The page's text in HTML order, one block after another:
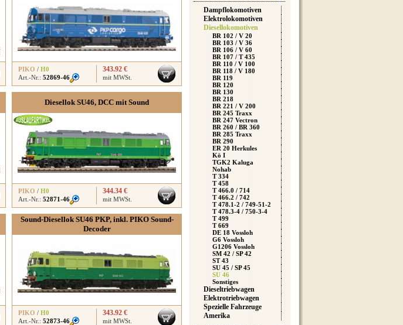
PIKO / H0
Art.-Nr.: 52869-46
343.92 €
mit MWSt.
Diesellok SU46, DCC mit Sound
PIKO / H0
Art.-Nr.: 52871-46
344.34 €
mit MWSt.
Sound-Diesellok SU46 PKP, inkl. PIKO Sound-
Decoder
PIKO / H0
Art.-Nr.: 52873-46
343.92 €
mit MWSt.
Dampflokomotiven
Elektrolokomotiven
Diesellokomotiven
BR 102 / V 20
BR 103 / V 36
BR 106 / V 60
BR 107 / T 435
BR 110 / V 100
BR 118 / V 180
BR 119
BR 120
BR 130
BR 218
BR 221 / V 200
BR 245 Traxx
BR 247 Vectron
BR 260 / BR 360
BR 285 Traxx
BR 290
ER 20 Herkules
Kö I
TGK2 Kaluga
Nohab
T 334
T 458
T 466.0 / 714
T 466.2 / 742
T 478.1-2 / 749-51-2
T 478.3-4 / 750-3-4
T 499
T 669
DE 18 Vossloh
G6 Vossloh
G1206 Vossloh
SM 42 / SP 42
ST 43
SU 45 / SP 45
SU 46
Sonstiges
Dieseltriebwagen
Elektrotriebwagen
Spezielle Fahrzeuge
Amerika